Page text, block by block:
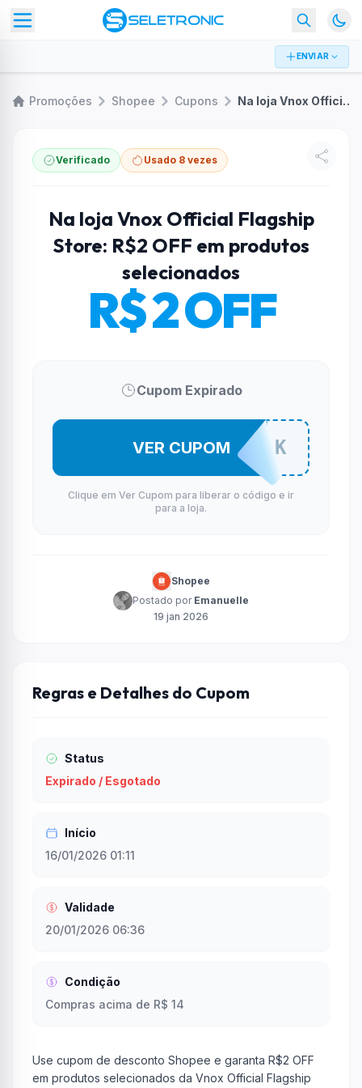
ENVIAR
Promoções Shopee Cupons Na loja Vnox Official Flagship Store: R$2 OFF em produtos selecionados
Verificado Usado 8 vezes
Na loja Vnox Official Flagship
Store: R$2 OFF em produtos
selecionados
R$ 2 OFF
Cupom Expirado
VNOXAJBNK
VER CUPOM
Clique em Ver Cupom para liberar o código e ir
para a loja.
Shopee
Postado por Emanuelle
19 jan 2026
Regras e Detalhes do Cupom
Status
Expirado / Esgotado
Início
16/01/2026 01:11
Validade
20/01/2026 06:36
Condição
Compras acima de R$ 14
Use cupom de desconto Shopee e garanta R$2 OFF
em produtos selecionados da Vnox Official Flagship